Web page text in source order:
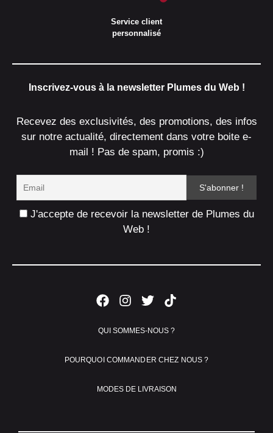
Service client
personnalisé
Inscrivez-vous à la newsletter Plumes du Web !
Recevez des exclusivités, des promotions, des infos
sur notre actualité, directement dans votre boite e-
mail ! Pas de spam, promis :)
J'accepte de recevoir la newsletter de Plumes du
Web !
QUI SOMMES-NOUS ?
POURQUOI COMMANDER CHEZ NOUS ?
MODES DE LIVRAISON